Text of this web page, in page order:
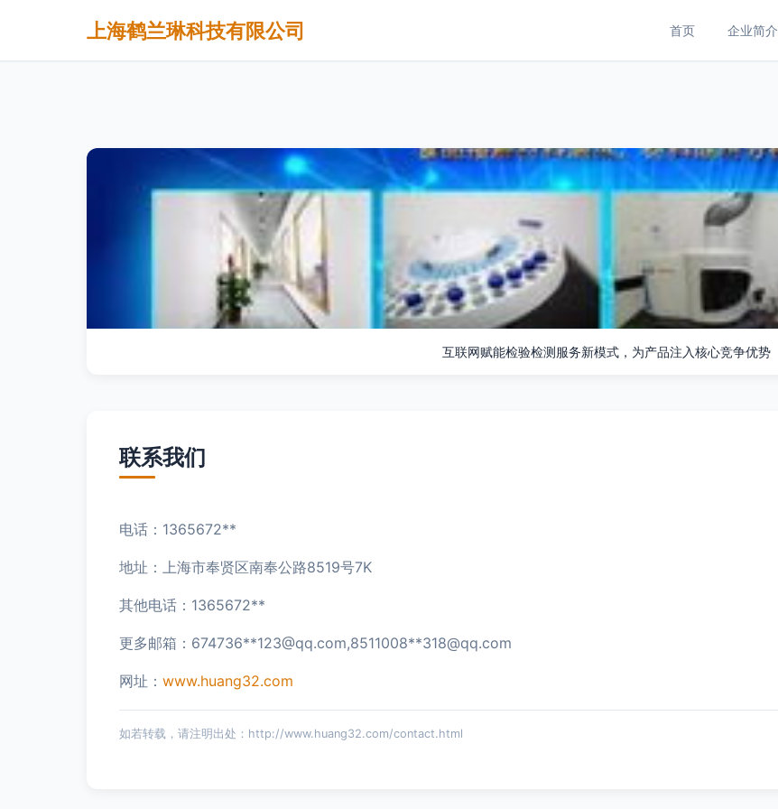
上海鹤兰琳科技有限公司 首页 企业简介
互联网赋能检验检测服务新模式，为产品注入核心竞争优势
联系我们
电话：1365672**
地址：上海市奉贤区南奉公路8519号7K
其他电话：1365672**
更多邮箱：674736**123@qq.com,8511008**318@qq.com
网址： www.huang32.com
如若转载，请注明出处：http://www.huang32.com/contact.html